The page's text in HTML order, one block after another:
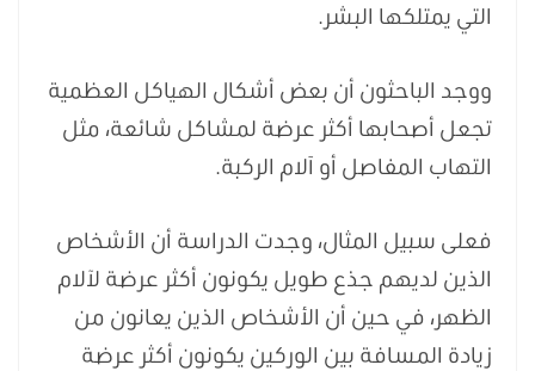
التي يمتلكها البشر.
ووجد الباحثون أن بعض أشكال الهياكل العظمية
تجعل أصحابها أكثر عرضة لمشاكل شائعة، مثل
التهاب المفاصل أو آلام الركبة.
فعلى سبيل المثال، وجدت الدراسة أن الأشخاص
الذين لديهم جذع طويل يكونون أكثر عرضة لآلام
الظهر، في حين أن الأشخاص الذين يعانون من
زيادة المسافة بين الوركين يكونون أكثر عرضة